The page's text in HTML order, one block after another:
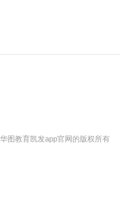
图教育凯发app官网的版权所有